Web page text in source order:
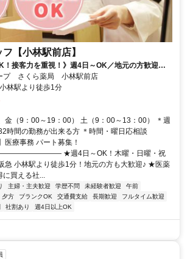
【小林駅前店】
！接客力を重視！》週4日～OK／地元の方歓迎／
日用品などが最大半額♪
プ さくら薬局 小林駅前店
林駅より徒歩1分
金（9：00～19：00） 土（9：00～13：00） ＊週
時間の勤務が出来る方 ＊時間・曜日応相談
医療事務 パート募集！
★週4日～OK！木曜・日曜・祝
急 小林駅より徒歩1分！地元の方も大歓迎♪ ★医薬
に買える社...
主婦・主夫歓迎 学歴不問 未経験者歓迎
午前
夕方 ブランクOK 交通費支給 長期歓迎
フルタイム歓迎
社割あり 週4日以上OK